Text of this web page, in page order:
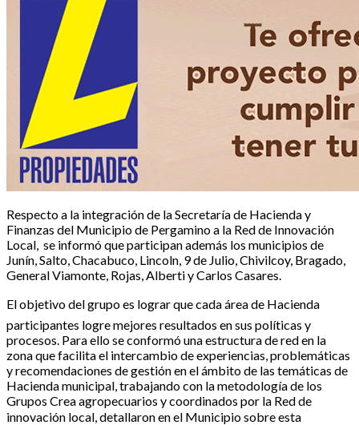
Respecto a la integración de la Secretaría de Hacienda y
Finanzas del Municipio de Pergamino a la Red de Innovación
Local, se informó que participan además los municipios de
Junín, Salto, Chacabuco, Lincoln, 9 de Julio, Chivilcoy, Bragado,
General Viamonte, Rojas, Alberti y Carlos Casares.
El objetivo del grupo es lograr que cada área de Hacienda
participantes logre mejores resultados en sus políticas y
procesos. Para ello se conformó una estructura de red en la
zona que facilita el intercambio de experiencias, problemáticas
y recomendaciones de gestión en el ámbito de las temáticas de
Hacienda municipal, trabajando con la metodología de los
Grupos Crea agropecuarios y coordinados por la Red de
innovación local, detallaron en el Municipio sobre esta